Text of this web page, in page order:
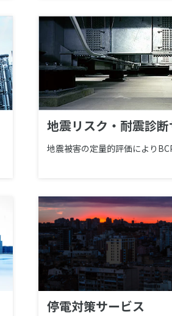
地震リスク・耐震診
地震被害の定量的評価により
停電対策サービス